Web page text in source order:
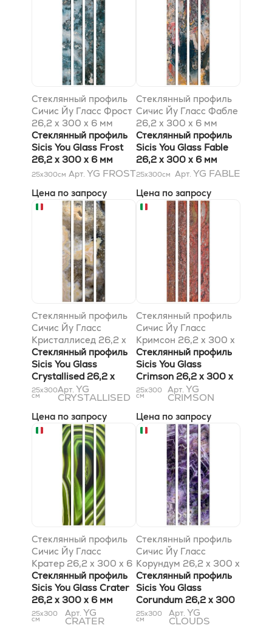
Стеклянный профиль
Сичис Йу Гласс Фрост
26,2 x 300 x 6 мм
Стеклянный профиль
Sicis You Glass Frost
26,2 x 300 x 6 мм
25x300см Арт. YG FROST
Цена по запросу
Стеклянный профиль
Сичис Йу Гласс Фабле
26,2 x 300 x 6 мм
Стеклянный профиль
Sicis You Glass Fable
26,2 x 300 x 6 мм
25x300см Арт. YG FABLE
Цена по запросу
Стеклянный профиль
Сичис Йу Гласс
Кристаллисед 26,2 x
300 x 6 мм
Стеклянный профиль
Sicis You Glass
Crystallised 26,2 x
300 x 6 мм
25x300
см
Арт. YG
CRYSTALLISED
Цена по запросу
Стеклянный профиль
Сичис Йу Гласс
Кримсон 26,2 x 300 x
6 мм
Стеклянный профиль
Sicis You Glass
Crimson 26,2 x 300 x
6 мм
25x300
см
Арт. YG
CRIMSON
Цена по запросу
Стеклянный профиль
Сичис Йу Гласс
Кратер 26,2 x 300 x 6
мм
Стеклянный профиль
Sicis You Glass Crater
26,2 x 300 x 6 мм
25x300
см
Арт.YG
CRATER
Стеклянный профиль
Сичис Йу Гласс
Корундум 26,2 x 300 x
6 мм
Стеклянный профиль
Sicis You Glass
Corundum 26,2 x 300
x 6 мм
25x300
см
Арт.YG
CLOUDS